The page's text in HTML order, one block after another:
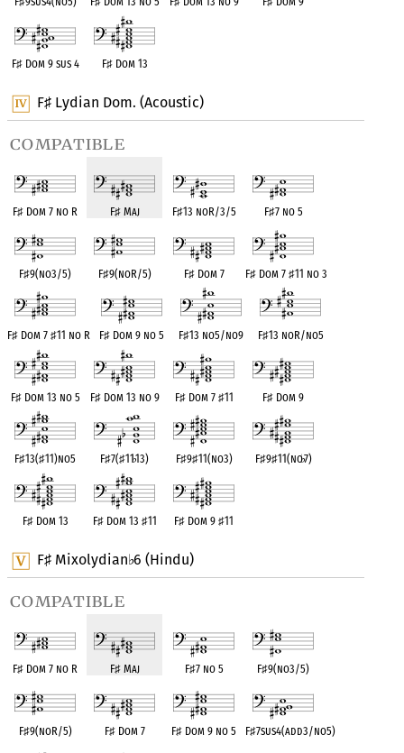
F♯Dom 9 sus 4 F♯Dom 13
F♯ Lydian Dom. (Acoustic)
compatible
F♯ Dom 7 no R F♯Maj F♯13 noR/3/5 F♯7 no 5
F♯9(no3/5) F♯9(noR/5) F♯Dom 7 F♯ Dom 7♯11 no 3
F♯ Dom 7 ♯11 no R F♯ Dom 9 no 5 F♯13 no5/no9 F♯13 noR/no5
F♯Dom 13 no 5 F♯Dom 13 no 9 F♯Dom 7 ♯11 F♯ Dom 9
F♯13(♯11)no5 F♯7(♯11♭13) F♯9♯11(no3) F♯9♯11(no♭7)
F♯Dom 13 F♯Dom 13 ♯11 F♯ Dom 9♯11
F♯ Mixolydian♭6 (Hindu)
compatible
F♯ Dom 7 no R F♯Maj F♯7 no 5 F♯9(no3/5)
F♯9(noR/5) F♯Dom 7 F♯ Dom 9 no 5 F♯7sus4(add3/no5)